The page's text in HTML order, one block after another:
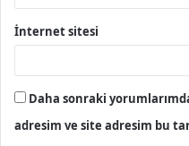
İnternet sitesi
Daha sonraki
adresim ve site adresim bu